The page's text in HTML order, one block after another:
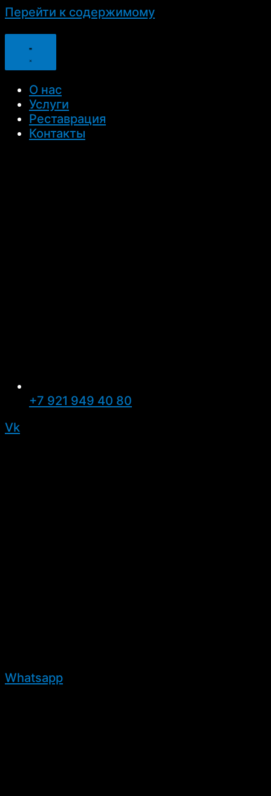
Перейти к содержимому
О нас
Услуги
Реставрация
Контакты
+7 921 949 40 80
Vk
Whatsapp